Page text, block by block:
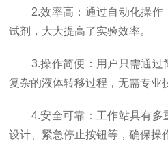
2.效率高：通过自动化操作
试剂，大大提高了实验效率。
3.操作简便：用户只需通过
复杂的液体转移过程，无需专业
4.安全可靠：工作站具有多
设计、紧急停止按钮等，确保操